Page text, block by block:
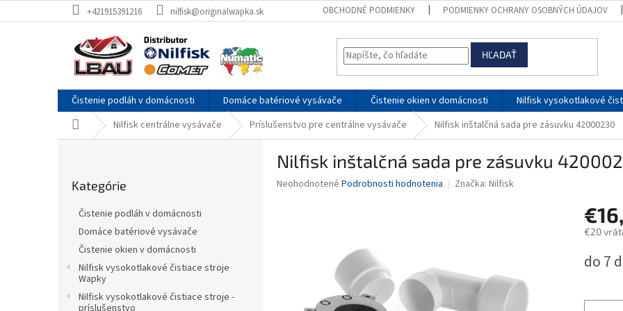
na
+421915391216 nilfisk@originalwapka.sk OBCHODNÉ PODMIENKY PODMIENKY OCHRANY OSOBNÝCH ÚDAJOV
HĽADAŤ
Čistenie podláh v domácnosti Domáce batériové vysávače Čistenie okien v domácnosti Nilfisk vysokotlakové
DomovNilfisk centrálne vysávače Príslušenstvo pre centrálne vysávače Nilfisk inštalčná sada pre zásuvku 42000230
kategórie
Kategórie
Čistenie podláh v domácnosti
Domáce batériové vysávače
Čistenie okien v domácnosti
Nilfisk vysokotlakové čistiace stroje
Wapky
Nilfisk vysokotlakové čistiace stroje -
príslušenstvo
Nilfisk inštalčná sada pre zásuvku
Priemerné
Neohodnotené Podrobnosti hodnotenia Značka: Nilfisk
€20
cena:
do 7